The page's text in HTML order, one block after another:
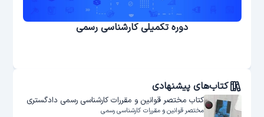
دوره تکمیلی کارشناسی رسمی
کتاب‌های پیشنهادی
کتاب مختصر قوانین و مقررات کارشناسی رسمی دادگستری
مختصر قوانین و مقررات کارشناسی رسمی